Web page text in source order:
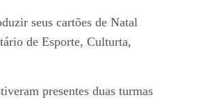
seus cartões de Natal
de Esporte, Culturta,
presentes duas turmas